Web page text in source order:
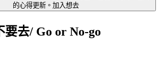
的心得更新。 加入想去
要去/ Go or No-go